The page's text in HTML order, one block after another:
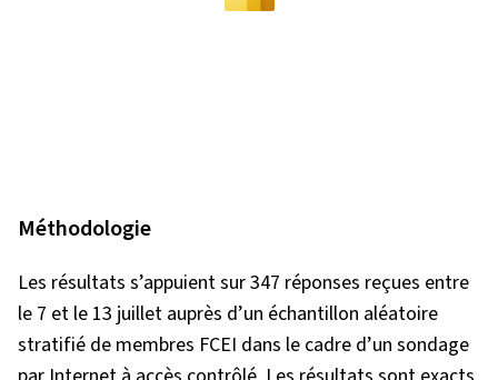
Méthodologie
Les résultats s’appuient sur 347 réponses reçues entre
le 7 et le 13 juillet auprès d’un échantillon aléatoire
stratifié de membres FCEI dans le cadre d’un sondage